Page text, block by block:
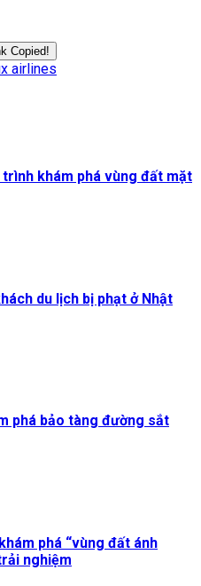
Copied!
airlines
trình khám phá vùng đất mặt
du lịch bị phạt ở Nhật
phá bảo tàng đường sắt
phá “vùng đất ánh
nghiệm